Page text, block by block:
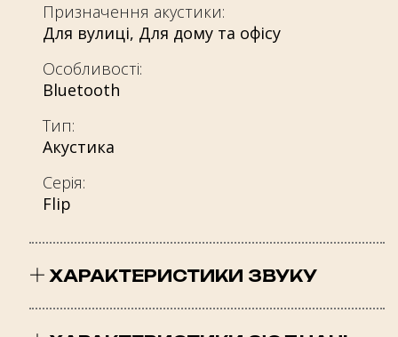
Призначення акустики:
Для вулиці, Для дому та офісу
Особливості:
Bluetooth
Тип:
Акустика
Серія:
Flip
ХАРАКТЕРИСТИКИ ЗВУКУ